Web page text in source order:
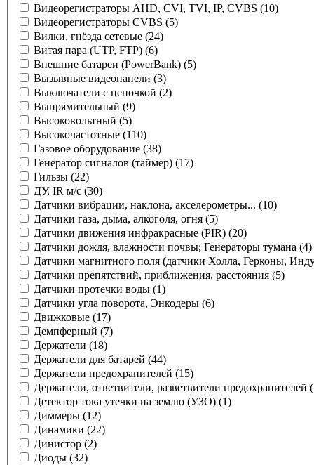
Видеорегистраторы AHD, CVI, TVI, IP, CVBS (10)
Видеорегистраторы CVBS (5)
Вилки, гнёзда сетевые (24)
Витая пара (UTP, FTP) (6)
Внешние батареи (PowerBank) (5)
Вызывные видеопанели (3)
Выключатели с цепочкой (2)
Выпрямительный (9)
Высоковольтный (5)
Высокочастотные (110)
Газовое оборудование (38)
Генератор сигналов (таймер) (17)
Гильзы (22)
ДУ, IR м/с (30)
Датчики вибрации, наклона, акселерометры... (10)
Датчики газа, дыма, алкоголя, огня (5)
Датчики движения инфракрасные (PIR) (20)
Датчики дождя, влажности почвы; Генераторы тумана (4)
Датчики магнитного поля (датчики Холла, Герконы,
Датчики препятствий, приближения, расстояния (5)
Датчики протечки воды (1)
Датчики угла поворота, Энкодеры (6)
Движковые (17)
Демпферный (7)
Держатели (18)
Держатели для батарей (44)
Держатели предохранителей (15)
Держатели, ответвители, разветвители предохранителей
Детектор тока утечки на землю (УЗО) (1)
Диммеры (12)
Динамики (22)
Динистор (2)
Диоды (32)